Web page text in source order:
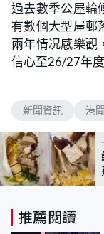
過去數季公屋輪
有數個大型屋邨
兩年情况感樂觀
信心至26/27年
新聞資訊 港聞
推薦閱讀